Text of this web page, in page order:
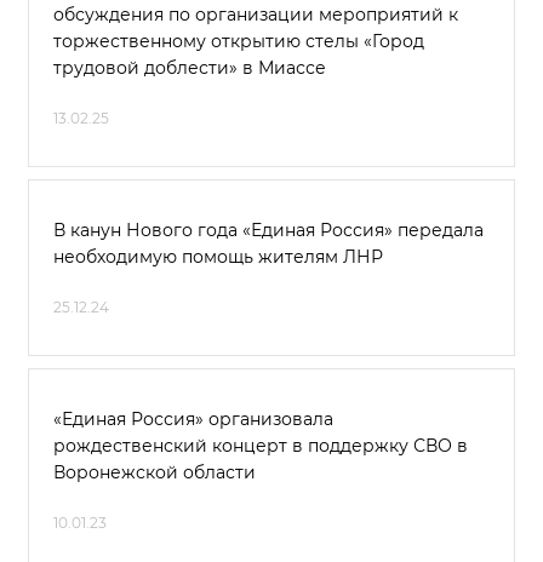
обсуждения по организации мероприятий к
торжественному открытию стелы «Город
трудовой доблести» в Миассе
13.02.25
В канун Нового года «Единая Россия» передала
необходимую помощь жителям ЛНР
25.12.24
«Единая Россия» организовала
рождественский концерт в поддержку СВО в
Воронежской области
10.01.23